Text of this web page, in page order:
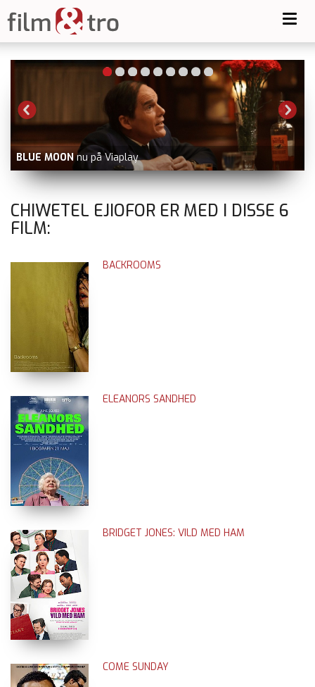
BLUE MOON nu på Viaplay
CHIWETEL EJIOFOR ER MED I DISSE 6
FILM:
BACKROOMS
ELEANORS SANDHED
BRIDGET JONES: VILD MED HAM
COME SUNDAY